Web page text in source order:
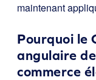
maintenant
Pourquoi le
angulaire
commerce